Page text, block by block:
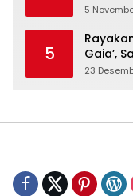
Polisi
5
5
Gaia’,
23